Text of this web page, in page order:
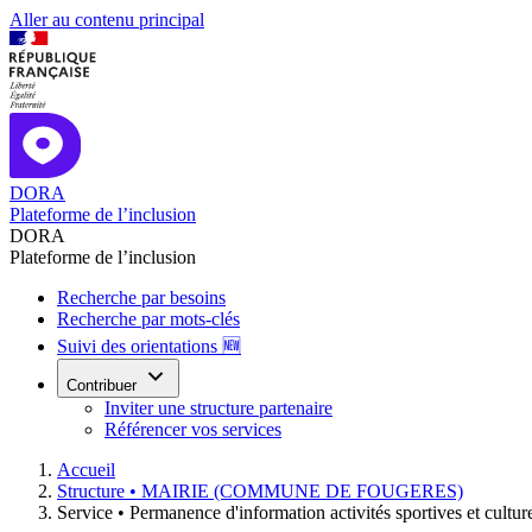
Aller au contenu principal
DORA
Plateforme de l’inclusion
DORA
Plateforme de l’inclusion
Recherche par besoins
Recherche par mots-clés
Suivi des orientations 🆕
Contribuer
Inviter une structure partenaire
Référencer vos services
Accueil
Structure • MAIRIE (COMMUNE DE FOUGERES)
Service • Permanence d'information activités sportives et